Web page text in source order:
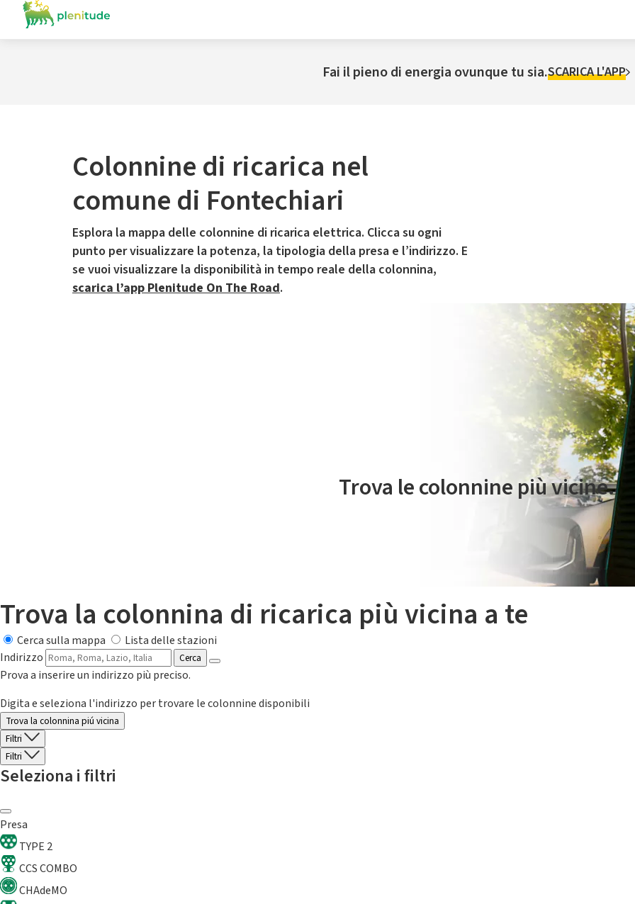
Fai il pieno di energia ovunque tu sia.SCARICA L'APP
Colonnine di ricarica nel
comune di Fontechiari
Esplora la mappa delle colonnine di ricarica elettrica. Clicca su ogni
punto per visualizzare la potenza, la tipologia della presa e l’indirizzo. E
se vuoi visualizzare la disponibilità in tempo reale della colonnina,
scarica l’app Plenitude On The Road.
Il servizio di mobilità elettrica è gestito da Plenitude On The Road
Trova le colonnine più vicine.
Trova la colonnina di ricarica più vicina a te
Cerca sulla mappa
Lista delle stazioni
Indirizzo
Cerca
Prova a inserire un indirizzo più preciso.
Digita e seleziona l'indirizzo per trovare le colonnine disponibili
Trova la colonnina piú vicina
Filtri
Filtri
Seleziona i filtri
Presa
TYPE 2
CCS COMBO
CHAdeMO